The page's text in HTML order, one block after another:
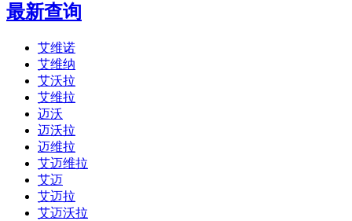
最新查询
艾维诺
艾维纳
艾沃拉
艾维拉
迈沃
迈沃拉
迈维拉
艾迈维拉
艾迈
艾迈拉
艾迈沃拉